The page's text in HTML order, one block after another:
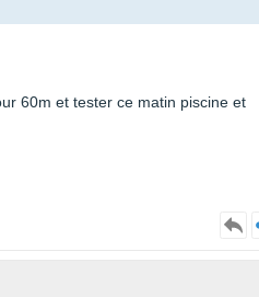
60m et tester ce matin piscine et